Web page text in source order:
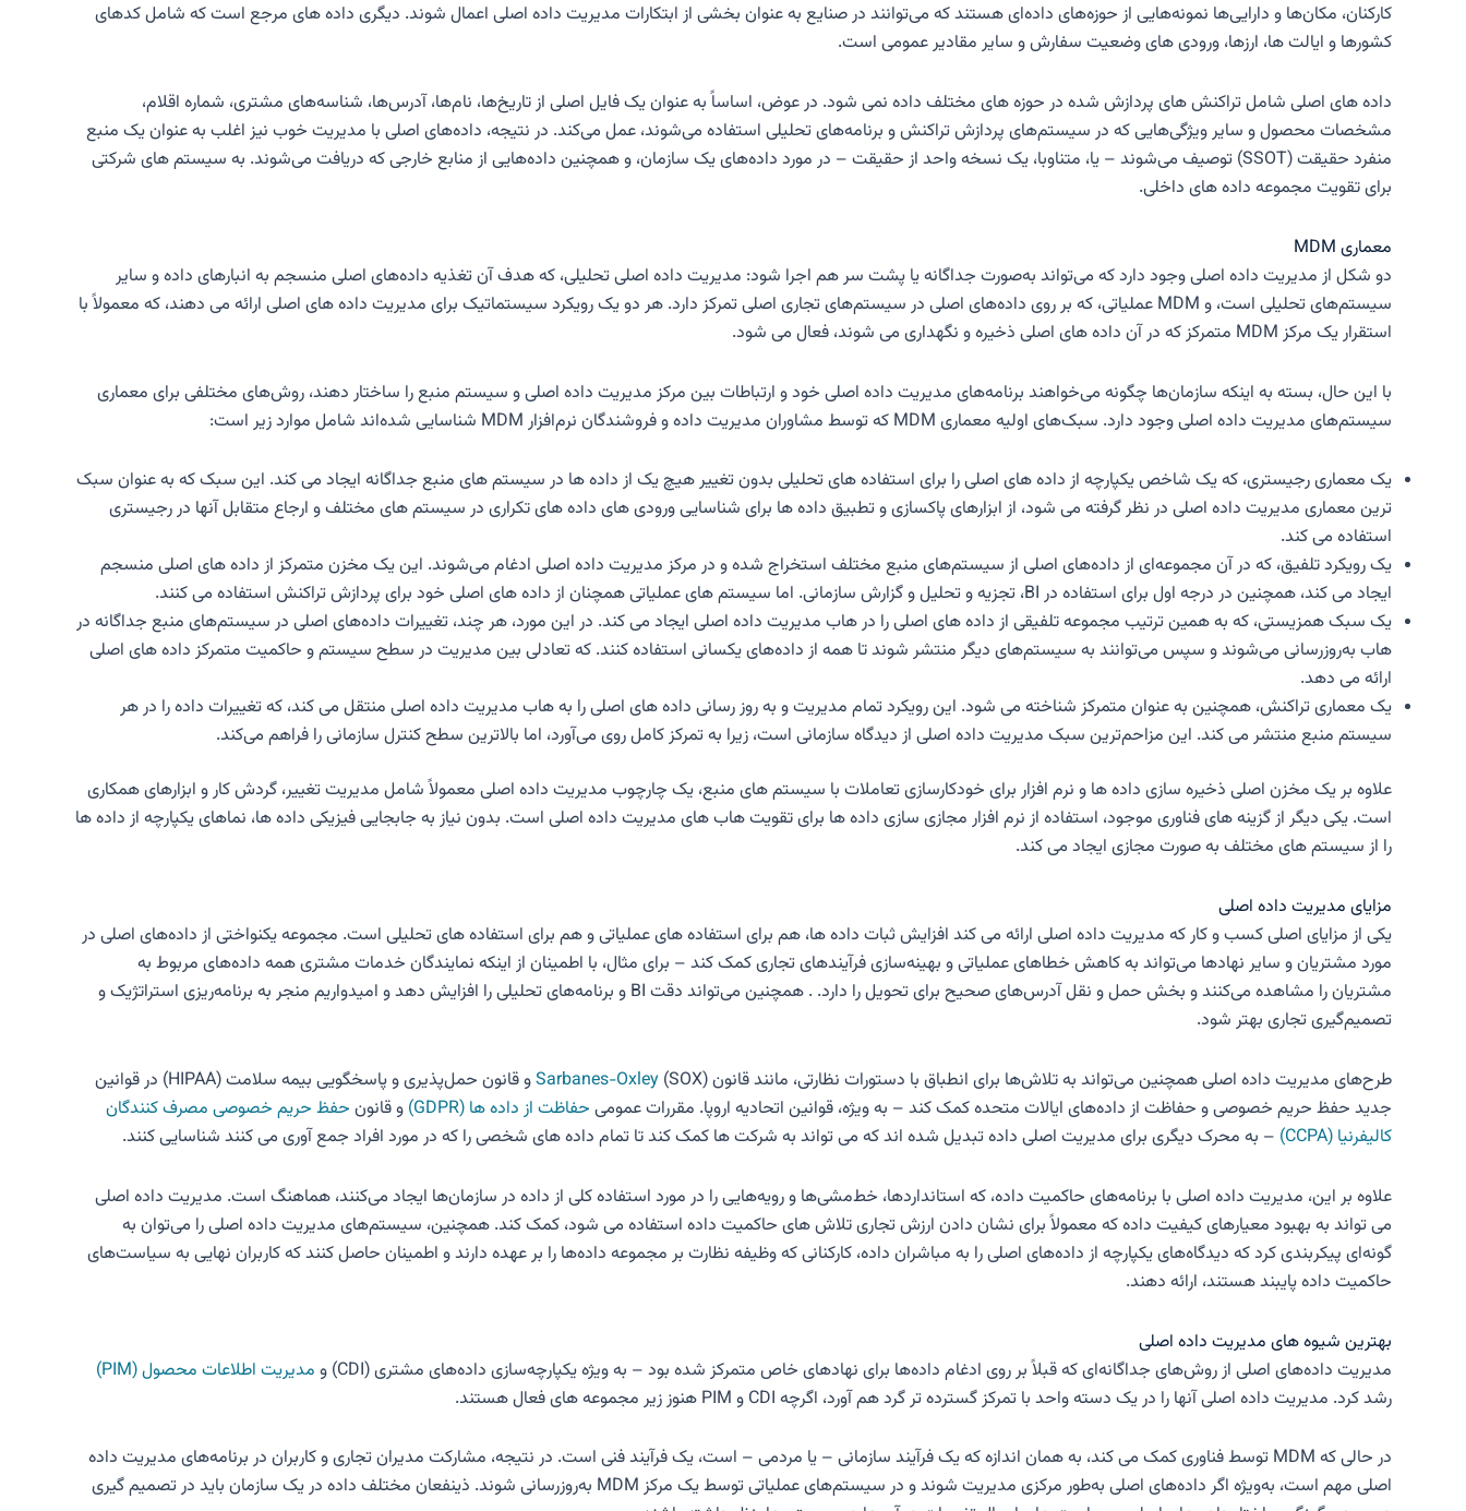
کارکنان، مکان‌ها و دارایی‌ها نمونه‌هایی از حوزه‌های داده‌ای هستند که می‌توانند در صنایع به عنوان بخشی از ابتکارات مدیریت داده اصلی اعمال شوند. دیگری داده های مرجع است که شامل کدهای
کشورها و ایالت ها، ارزها، ورودی های وضعیت سفارش و سایر مقادیر عمومی است.
داده های اصلی شامل تراکنش های پردازش شده در حوزه های مختلف داده نمی شود. در عوض، اساساً به عنوان یک فایل اصلی از تاریخ‌ها، نام‌ها، آدرس‌ها، شناسه‌های مشتری، شماره اقلام،
مشخصات محصول و سایر ویژگی‌هایی که در سیستم‌های پردازش تراکنش و برنامه‌های تحلیلی استفاده می‌شوند، عمل می‌کند. در نتیجه، داده‌های اصلی با مدیریت خوب نیز اغلب به عنوان یک منبع
منفرد حقیقت (SSOT) توصیف می‌شوند – یا، متناوبا، یک نسخه واحد از حقیقت – در مورد داده‌های یک سازمان، و همچنین داده‌هایی از منابع خارجی که دریافت می‌شوند. به سیستم های شرکتی
برای تقویت مجموعه داده های داخلی.
معماری MDM
دو شکل از مدیریت داده اصلی وجود دارد که می‌تواند به‌صورت جداگانه یا پشت سر هم اجرا شود: مدیریت داده اصلی تحلیلی، که هدف آن تغذیه داده‌های اصلی منسجم به انبارهای داده و سایر
سیستم‌های تحلیلی است، و MDM عملیاتی، که بر روی داده‌های اصلی در سیستم‌های تجاری اصلی تمرکز دارد. هر دو یک رویکرد سیستماتیک برای مدیریت داده های اصلی ارائه می دهند، که معمولاً با
استقرار یک مرکز MDM متمرکز که در آن داده های اصلی ذخیره و نگهداری می شوند، فعال می شود.
با این حال، بسته به اینکه سازمان‌ها چگونه می‌خواهند برنامه‌های مدیریت داده اصلی خود و ارتباطات بین مرکز مدیریت داده اصلی و سیستم منبع را ساختار دهند، روش‌های مختلفی برای معماری
سیستم‌های مدیریت داده اصلی وجود دارد. سبک‌های اولیه معماری MDM که توسط مشاوران مدیریت داده و فروشندگان نرم‌افزار MDM شناسایی شده‌اند شامل موارد زیر است:
یک معماری رجیستری، که یک شاخص یکپارچه از داده های اصلی را برای استفاده های تحلیلی بدون تغییر هیچ یک از داده ها در سیستم های منبع جداگانه ایجاد می کند. این سبک که به عنوان سبک
ترین معماری مدیریت داده اصلی در نظر گرفته می شود، از ابزارهای پاکسازی و تطبیق داده ها برای شناسایی ورودی های داده های تکراری در سیستم های مختلف و ارجاع متقابل آنها در رجیستری
استفاده می کند.
یک رویکرد تلفیق، که در آن مجموعه‌ای از داده‌های اصلی از سیستم‌های منبع مختلف استخراج شده و در مرکز مدیریت داده اصلی ادغام می‌شوند. این یک مخزن متمرکز از داده های اصلی منسجم
ایجاد می کند، همچنین در درجه اول برای استفاده در BI، تجزیه و تحلیل و گزارش سازمانی. اما سیستم های عملیاتی همچنان از داده های اصلی خود برای پردازش تراکنش استفاده می کنند.
یک سبک همزیستی، که به همین ترتیب مجموعه تلفیقی از داده های اصلی را در هاب مدیریت داده اصلی ایجاد می کند. در این مورد، هر چند، تغییرات داده‌های اصلی در سیستم‌های منبع جداگانه در
هاب به‌روزرسانی می‌شوند و سپس می‌توانند به سیستم‌های دیگر منتشر شوند تا همه از داده‌های یکسانی استفاده کنند. که تعادلی بین مدیریت در سطح سیستم و حاکمیت متمرکز داده های اصلی
ارائه می دهد.
یک معماری تراکنش، همچنین به عنوان متمرکز شناخته می شود. این رویکرد تمام مدیریت و به روز رسانی داده های اصلی را به هاب مدیریت داده اصلی منتقل می کند، که تغییرات داده را در هر
سیستم منبع منتشر می کند. این مزاحم‌ترین سبک مدیریت داده اصلی از دیدگاه سازمانی است، زیرا به تمرکز کامل روی می‌آورد، اما بالاترین سطح کنترل سازمانی را فراهم می‌کند.
علاوه بر یک مخزن اصلی ذخیره سازی داده ها و نرم افزار برای خودکارسازی تعاملات با سیستم های منبع، یک چارچوب مدیریت داده اصلی معمولاً شامل مدیریت تغییر، گردش کار و ابزارهای همکاری
است. یکی دیگر از گزینه های فناوری موجود، استفاده از نرم افزار مجازی سازی داده ها برای تقویت هاب های مدیریت داده اصلی است. بدون نیاز به جابجایی فیزیکی داده ها، نماهای یکپارچه از داده ها
را از سیستم های مختلف به صورت مجازی ایجاد می کند.
مزایای مدیریت داده اصلی
یکی از مزایای اصلی کسب و کار که مدیریت داده اصلی ارائه می کند افزایش ثبات داده ها، هم برای استفاده های عملیاتی و هم برای استفاده های تحلیلی است. مجموعه یکنواختی از داده‌های اصلی در
مورد مشتریان و سایر نهادها می‌تواند به کاهش خطاهای عملیاتی و بهینه‌سازی فرآیندهای تجاری کمک کند – برای مثال، با اطمینان از اینکه نمایندگان خدمات مشتری همه داده‌های مربوط به
مشتریان را مشاهده می‌کنند و بخش حمل و نقل آدرس‌های صحیح برای تحویل را دارد. . همچنین می‌تواند دقت BI و برنامه‌های تحلیلی را افزایش دهد و امیدواریم منجر به برنامه‌ریزی استراتژیک و
تصمیم‌گیری تجاری بهتر شود.
طرح‌های مدیریت داده اصلی همچنین می‌تواند به تلاش‌ها برای انطباق با دستورات نظارتی، مانند قانون Sarbanes-Oxley
(SOX) و قانون حمل‌پذیری و پاسخگویی بیمه سلامت (HIPAA) در قوانین
جدید حفظ حریم خصوصی و حفاظت از داده‌های ایالات متحده کمک کند – به ویژه، قوانین اتحادیه اروپا. مقررات عمومی حفاظت از داده ها (GDPR) و قانون حفظ حریم خصوصی مصرف کنندگان
کالیفرنیا (CCPA)
– به محرک دیگری برای مدیریت اصلی داده تبدیل شده اند که می تواند به شرکت ها کمک کند تا تمام داده های شخصی را که در مورد افراد جمع آوری می کنند شناسایی کنند.
علاوه بر این، مدیریت داده اصلی با برنامه‌های حاکمیت داده، که استانداردها، خط‌مشی‌ها و رویه‌هایی را در مورد استفاده کلی از داده در سازمان‌ها ایجاد می‌کنند، هماهنگ است. مدیریت داده اصلی
می تواند به بهبود معیارهای کیفیت داده که معمولاً برای نشان دادن ارزش تجاری تلاش های حاکمیت داده استفاده می شود، کمک کند. همچنین، سیستم‌های مدیریت داده اصلی را می‌توان به
گونه‌ای پیکربندی کرد که دیدگاه‌های یکپارچه از داده‌های اصلی را به مباشران داده، کارکنانی که وظیفه نظارت بر مجموعه داده‌ها را بر عهده دارند و اطمینان حاصل کنند که کاربران نهایی به سیاست‌های
حاکمیت داده پایبند هستند، ارائه دهند.
بهترین شیوه های مدیریت داده اصلی
مدیریت داده‌های اصلی از روش‌های جداگانه‌ای که قبلاً بر روی ادغام داده‌ها برای نهادهای خاص متمرکز شده بود – به ویژه یکپارچه‌سازی داده‌های مشتری (CDI) و
مدیریت اطلاعات محصول (PIM)
رشد کرد. مدیریت داده اصلی آنها را در یک دسته واحد با تمرکز گسترده تر گرد هم آورد، اگرچه CDI و PIM هنوز زیر مجموعه های فعال هستند.
در حالی که MDM توسط فناوری کمک می کند، به همان اندازه که یک فرآیند سازمانی – یا مردمی – است، یک فرآیند فنی است. در نتیجه، مشارکت مدیران تجاری و کاربران در برنامه‌های مدیریت داده
اصلی مهم است، به‌ویژه اگر داده‌های اصلی به‌طور مرکزی مدیریت شوند و در سیستم‌های عملیاتی توسط یک مرکز MDM به‌روزرسانی شوند. ذینفعان مختلف داده در یک سازمان باید در تصمیم گیری